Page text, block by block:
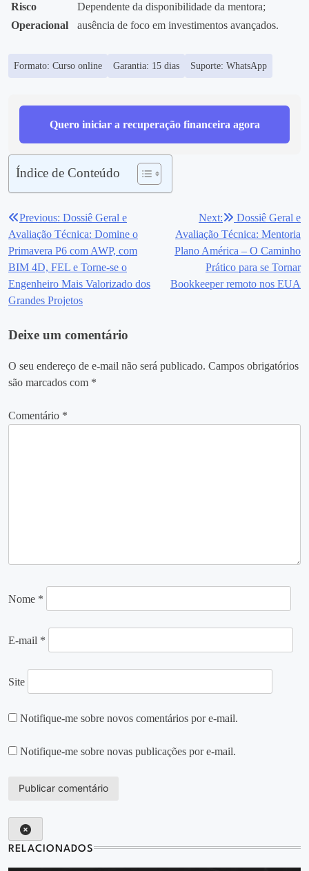
Risco
Operacional
Dependente da disponibilidade da mentora;
ausência de foco em investimentos avançados.
Formato: Curso online Garantia: 15 dias Suporte: WhatsApp
Quero iniciar a recuperação financeira agora
Índice de Conteúdo
Navegação
de
Post
Previous: Dossiê Geral e
Avaliação Técnica: Domine o
Primavera P6 com AWP, com
BIM 4D, FEL e Torne-se o
Engenheiro Mais Valorizado dos
Grandes Projetos
Next:
Dossiê Geral e
Avaliação Técnica: Mentoria
Plano América – O Caminho
Prático para se Tornar
Bookkeeper remoto nos EUA
Deixe um comentário
O seu endereço de e-mail não será publicado. Campos obrigatórios
são marcados com *
Comentário *
Nome *
E-mail *
Site
Notifique-me sobre novos comentários por e-mail.
Notifique-me sobre novas publicações por e-mail.
RELACIONADOS